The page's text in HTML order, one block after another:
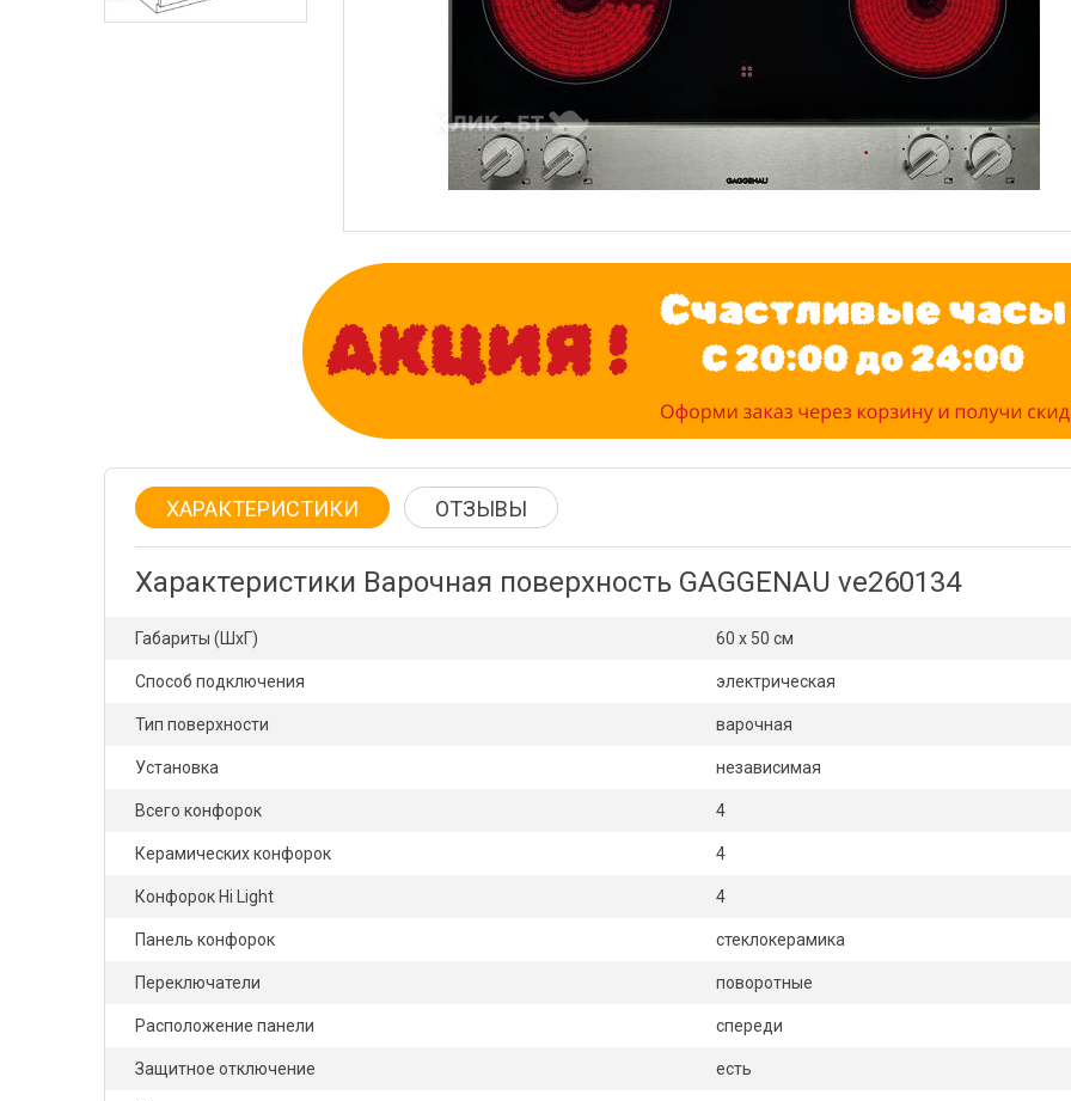
ХАРАКТЕРИСТИКИ ОТЗЫВЫ
Характеристики Варочная поверхность GAGGENAU ve260134
Габариты (ШхГ) 60 x 50 см
Способ подключения электрическая
Тип поверхности варочная
Установка независимая
Всего конфорок 4
Керамических конфорок 4
Конфорок Hi Light 4
Панель конфорок стеклокерамика
Переключатели поворотные
Расположение панели спереди
Защитное отключение есть